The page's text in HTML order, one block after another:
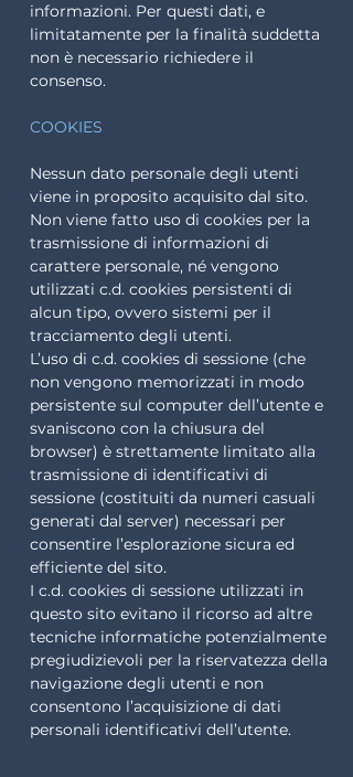
informazioni. Per questi dati, e
limitatamente per la finalità suddetta
non è necessario richiedere il
consenso.
COOKIES
Nessun dato personale degli utenti
viene in proposito acquisito dal sito.
Non viene fatto uso di cookies per la
trasmissione di informazioni di
carattere personale, né vengono
utilizzati c.d. cookies persistenti di
alcun tipo, ovvero sistemi per il
tracciamento degli utenti.
L’uso di c.d. cookies di sessione (che
non vengono memorizzati in modo
persistente sul computer dell’utente e
svaniscono con la chiusura del
browser) è strettamente limitato alla
trasmissione di identificativi di
sessione (costituiti da numeri casuali
generati dal server) necessari per
consentire l’esplorazione sicura ed
efficiente del sito.
I c.d. cookies di sessione utilizzati in
questo sito evitano il ricorso ad altre
tecniche informatiche potenzialmente
pregiudizievoli per la riservatezza della
navigazione degli utenti e non
consentono l’acquisizione di dati
personali identificativi dell’utente.